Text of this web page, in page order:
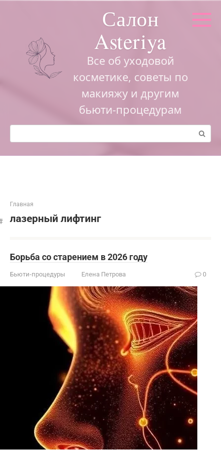
Салон
Asteriya
Все об уходовой
косметике, советы по
макияжу и другим
бьюти-процедурам
Поиск:
Главная
лазерный лифтинг
Борьба со старением в 2026 году
Бьюти-процедуры Елена Петрова 0